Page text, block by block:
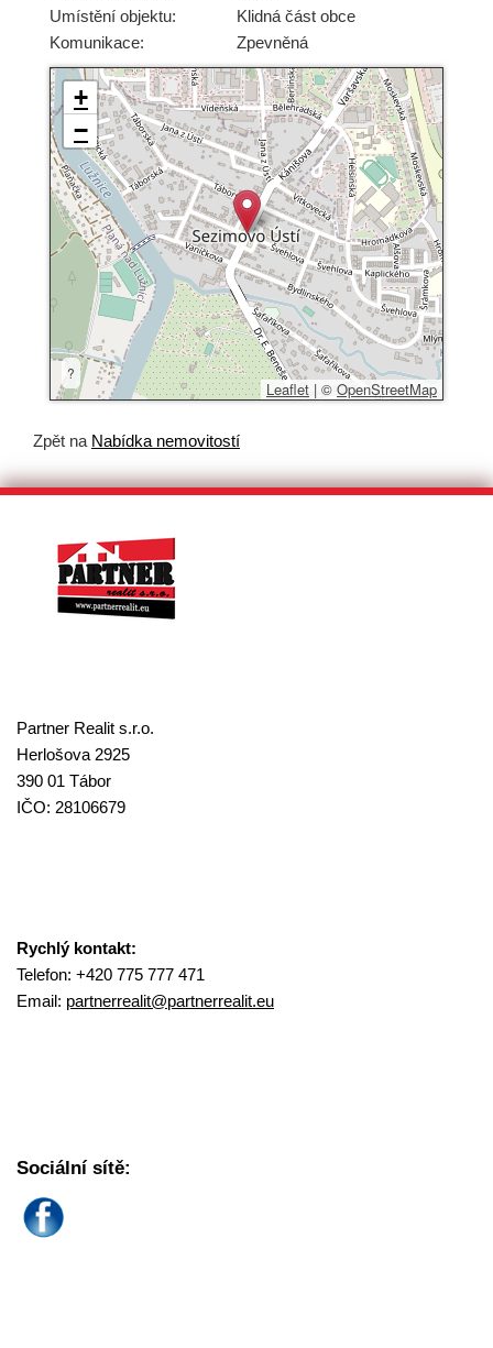
Umístění objektu:
Klidná část obce
Komunikace:
Zpevněná
+
−
?
Leaflet | © OpenStreetMap
Zpět na Nabídka nemovitostí
Partner Realit s.r.o.
Herlošova 2925
390 01 Tábor
IČO: 28106679
Rychlý kontakt:
Telefon: +420 775 777 471
Email: partnerrealit@partnerrealit.eu
Sociální sítě: